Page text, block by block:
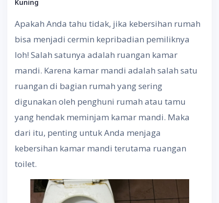
Kuning
Apakah Anda tahu tidak, jika kebersihan rumah
bisa menjadi cermin kepribadian pemiliknya
loh! Salah satunya adalah ruangan kamar
mandi. Karena kamar mandi adalah salah satu
ruangan di bagian rumah yang sering
digunakan oleh penghuni rumah atau tamu
yang hendak meminjam kamar mandi. Maka
dari itu, penting untuk Anda menjaga
kebersihan kamar mandi terutama ruangan
toilet.